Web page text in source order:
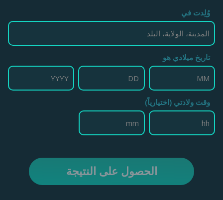
وُلِدت في
تاريخ ميلادي هو
وقت ولادتي (اختيارياً)
الحصول على النتيجة